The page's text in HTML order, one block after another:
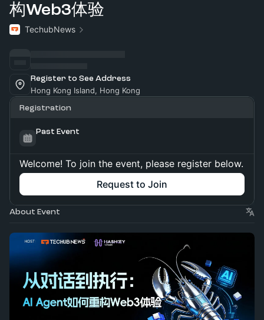
构Web3体验
TechubNews
Register to See Address
Hong Kong Island, Hong Kong
Registration
Past Event
Welcome! To join the event, please register below.
Request to Join
About Event